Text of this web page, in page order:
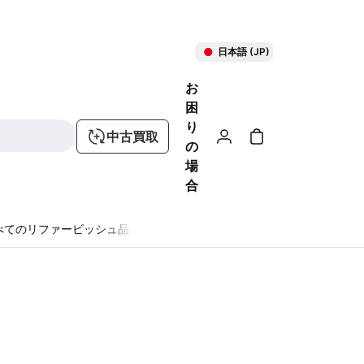
日本語 (JP)
中古買取
お
困
り
の
場
合
てのリファービッシュ品